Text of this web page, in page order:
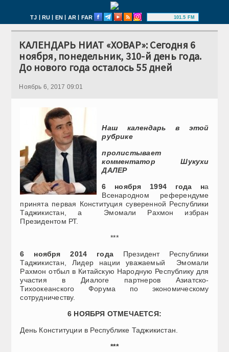
TJ | RU | EN | AR | FAR 101.5 FM
КАЛЕНДАРЬ НИАТ «ХОВАР»: Сегодня 6
ноября, понедельник, 310-й день года.
До нового года осталось 55 дней
Ноябрь 6, 2017 09:01
Наш календарь в этой
рубрике
пролистывает
комментатор Шукухи
ДАЛЕР
6 ноября 1994 года на
Всенародном референдуме
принята первая Конституция суверенной Республики
Таджикистан, а Эмомали Рахмон избран
Президентом РТ.
***
6 ноября 2014 годаПрезидент Республики
Таджикистан, Лидер нации уважаемый Эмомали
Рахмон отбыл в Китайскую Народную Республику для
участия в Диалоге партнеров Азиатско-
Тихоокеанского Форума по экономическому
сотрудничеству.
6 НОЯБРЯ ОТМЕЧАЕТСЯ:
День Конституции в Республике Таджикистан.
***